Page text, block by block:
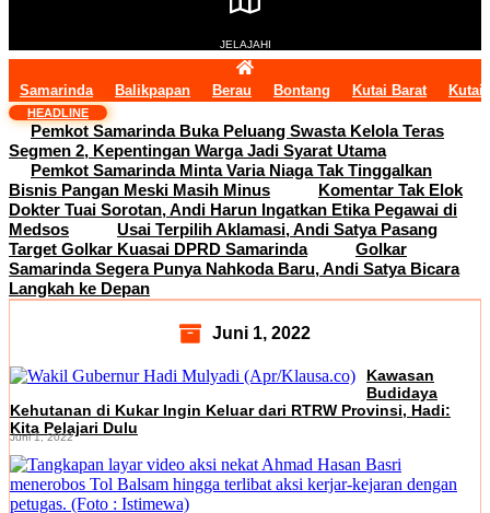
JELAJAHI
Samarinda Balikpapan Berau Bontang Kutai Barat Kutai
HEADLINE
Pemkot Samarinda Buka Peluang Swasta Kelola Teras
Segmen 2, Kepentingan Warga Jadi Syarat Utama
Pemkot Samarinda Minta Varia Niaga Tak Tinggalkan
Bisnis Pangan Meski Masih Minus
Komentar Tak Elok
Dokter Tuai Sorotan, Andi Harun Ingatkan Etika Pegawai di
Medsos
Usai Terpilih Aklamasi, Andi Satya Pasang
Target Golkar Kuasai DPRD Samarinda
Golkar
Samarinda Segera Punya Nahkoda Baru, Andi Satya Bicara
Langkah ke Depan
Juni 1, 2022
Kawasan
Budidaya
Kehutanan di Kukar Ingin Keluar dari RTRW Provinsi, Hadi:
Kita Pelajari Dulu
Juni 1, 2022